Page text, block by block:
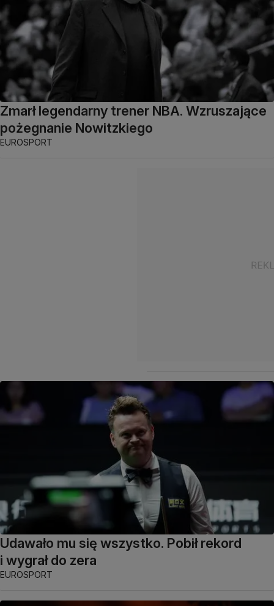
Zmarł legendarny trener NBA. Wzruszające
pożegnanie Nowitzkiego
EUROSPORT
Udawało mu się wszystko. Pobił rekord
i wygrał do zera
EUROSPORT